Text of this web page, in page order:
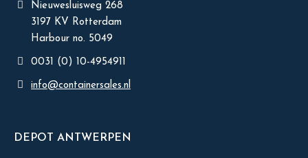
Nieuwesluisweg 268
3197 KV Rotterdam
Harbour no. 5049
0031 (0) 10-4954911
info@containersales.nl
DEPOT ANTWERPEN